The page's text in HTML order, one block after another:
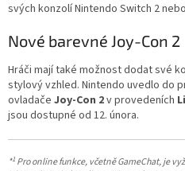
svých konzolí Nintendo Switch 2
Nové barevné Joy-Con 2
Hráči mají také možnost dodat své
stylový vzhled. Nintendo uvedlo do
ovladače Joy-Con 2v provedeních
jsou dostupné od 12. února.
*1 Pro online funkce, včetně GameChat, je